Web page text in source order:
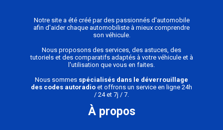
Notre site a été créé par des passionnés d'automobile
afin d'aider chaque automobiliste à mieux comprendre
son véhicule.
Nous proposons des services, des astuces, des
tutoriels et des comparatifs adaptés à votre véhicule et à
l'utilisation que vous en faites.
Nous sommes spécialisés dans le déverrouillage
des codes autoradio et offrons un service en ligne 24h
/ 24 et 7j / 7.
À propos